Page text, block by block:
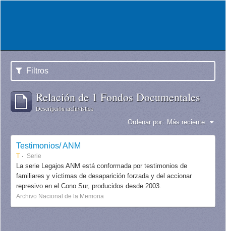
Filtros
Relación de 1 Fondos Documentales
Descripción archivística
Ordenar por: Más reciente
Testimonios/ ANM
T Serie
La serie Legajos ANM está conformada por testimonios de
familiares y víctimas de desaparición forzada y del accionar
represivo en el Cono Sur, producidos desde 2003.
Archivo Nacional de la Memoria